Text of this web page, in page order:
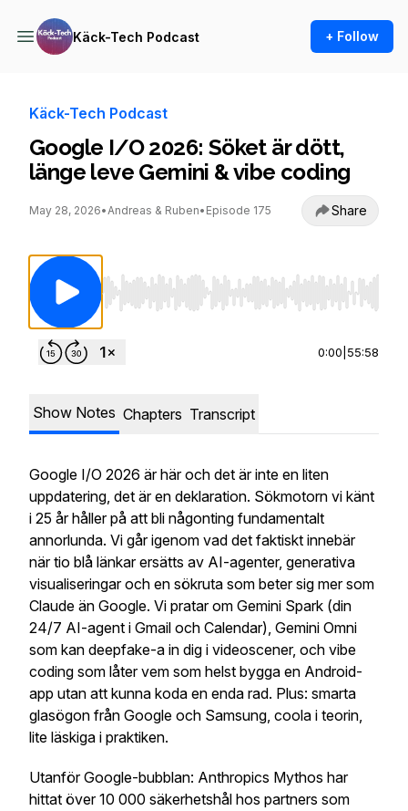
Käck-Tech Podcast + Follow
Käck-Tech Podcast
Google I/O 2026: Söket är dött,
länge leve Gemini & vibe coding
May 28, 2026•Andreas & Ruben• Episode 175 Share
Use Left/Right to seek, Home/End to jump
0:00 55:58
Show Notes Chapters Transcript
Google I/O 2026 är här och det är inte en liten
uppdatering, det är en deklaration. Sökmotorn vi känt
i 25 år håller på att bli någonting fundamentalt
annorlunda. Vi går igenom vad det faktiskt innebär
när tio blå länkar ersätts av AI-agenter, generativa
visualiseringar och en sökruta som beter sig mer som
Claude än Google. Vi pratar om Gemini Spark (din
24/7 AI-agent i Gmail och Calendar), Gemini Omni
som kan deepfake-a in dig i videoscener, och vibe
coding som låter vem som helst bygga en Android-
app utan att kunna koda en enda rad. Plus: smarta
glasögon från Google och Samsung, coola i teorin,
lite läskiga i praktiken.
Utanför Google-bubblan: Anthropics Mythos har
hittat över 10 000 säkerhetshål hos partners som